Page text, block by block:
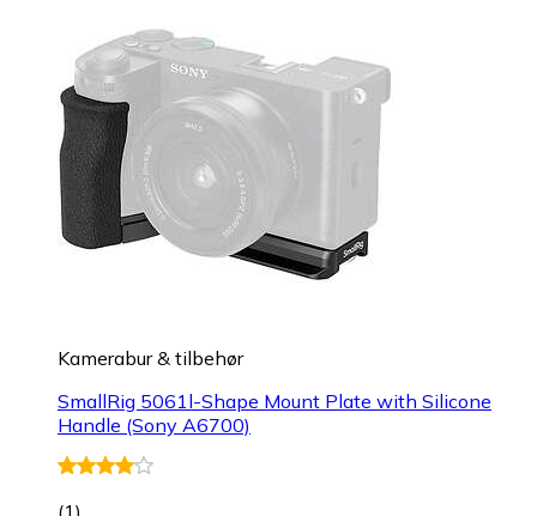
Kamerabur & tilbehør
SmallRig 5061l-Shape Mount Plate with Silicone
Handle (Sony A6700)
(1)